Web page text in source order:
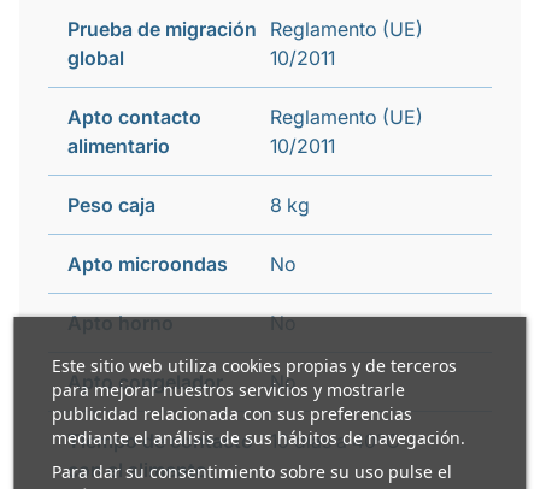
Este sitio web utiliza cookies propias y de terceros
para mejorar nuestros servicios y mostrarle
publicidad relacionada con sus preferencias
mediante el análisis de sus hábitos de navegación.
Para dar su consentimiento sobre su uso pulse el
Prueba de migración
global
Reglamento (UE)
10/2011
Apto contacto
alimentario
Reglamento (UE)
10/2011
Peso caja 8 kg
Apto microondas No
Apto horno No
Apto congelador No
Tiempo de contacto
con el alimento
10 días a 40ºC